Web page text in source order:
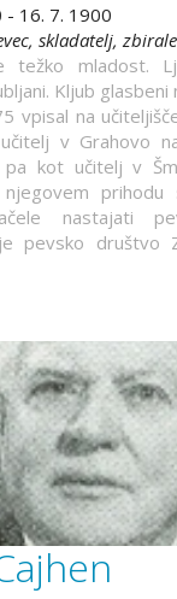
- 16. 7. 1900
skladatelj,
težko mladost.
Kljub
vpisal na
v Grahovo
kot učitelj v
njegovem
nastajati
pevsko društvo